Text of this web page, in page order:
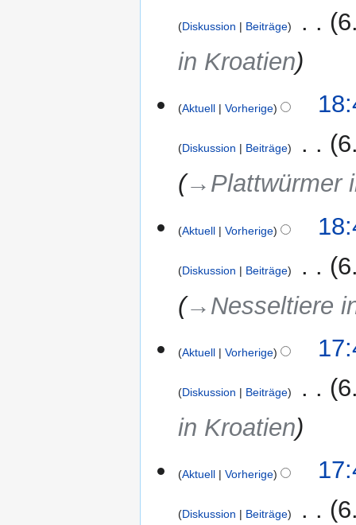
Diskussion
Beiträge
in Kroatien
Aktuell Vorherige
Diskussion Beiträge
→‎Plattwürmer
Aktuell Vorherige
Diskussion Beiträge
→‎Nesseltiere
Aktuell Vorherige
Diskussion Beiträge
in Kroatien
Aktuell Vorherige
Diskussion Beiträge